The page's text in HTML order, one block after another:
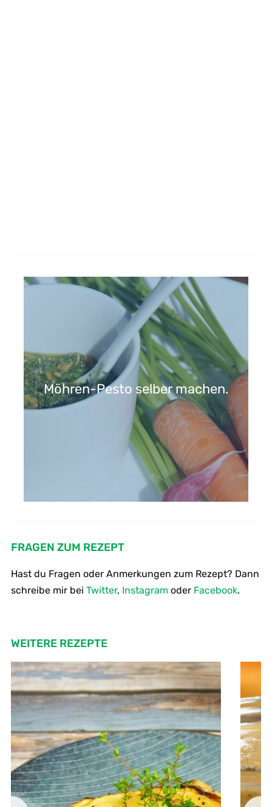
Gemüsespieße zum Grillen.
Möhren-Pesto selber machen.
FRAGEN ZUM REZEPT
Hast du Fragen oder Anmerkungen zum Rezept? Dann
schreibe mir bei Twitter, Instagramoder Facebook.
WEITERE REZEPTE